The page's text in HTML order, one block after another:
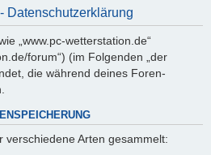
Datenschutzerklärung
„www.pc-wetterstation.de“
forum“) (im Folgenden „der
die während deines Foren-
verschiedene Arten gesammelt: